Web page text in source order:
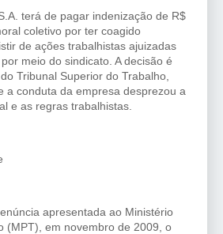
terá de pagar indenização de R$
coletivo por ter coagido
de ações trabalhistas ajuizadas
meio do sindicato. A decisão é
Tribunal Superior do Trabalho,
a conduta da empresa desprezou a
e as regras trabalhistas.
apresentada ao Ministério
(MPT), em novembro de 2009, o